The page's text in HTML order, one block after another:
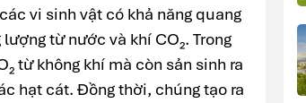
vi sinh vật có khả năng quang
từ nước và khí CO₂. Trong
từ không khí mà còn sản sinh ra
hạt cát. Đồng thời, chúng tạo ra